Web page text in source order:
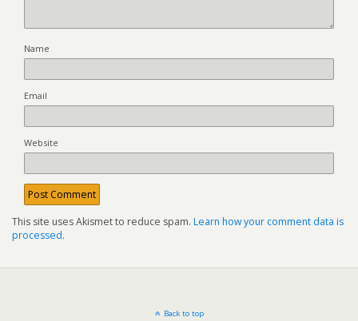
Name
Email
Website
This site uses Akismet to reduce spam. Learn how your comment data is
processed.
Back to top